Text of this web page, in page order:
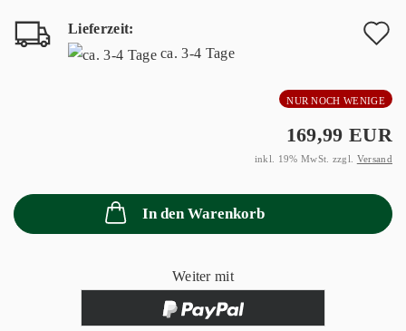
Lieferzeit:
ca. 3-4 Tage
NUR NOCH WENIGE
169,99 EUR
inkl. 19% MwSt. zzgl. Versand
In den Warenkorb
Weiter mit